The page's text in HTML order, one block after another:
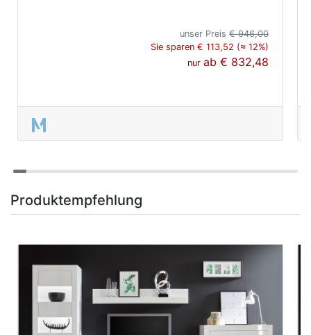
unser Preis€ 946,00
Sie sparen € 113,52 (≈ 12%)
nurab€ 832,48
Produktempfehlung